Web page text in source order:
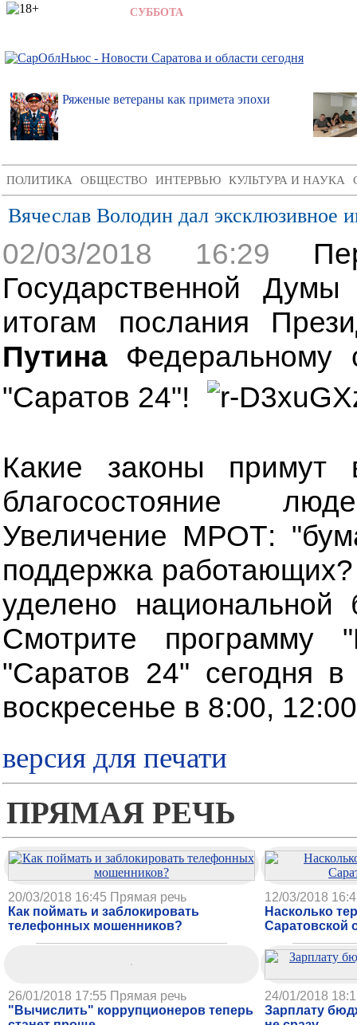
8 АВГУСТА 2026, СУББОТА
Ряженые ветераны как примета эпохи
ПОЛИТИКА ОБЩЕСТВО ИНТЕРВЬЮ КУЛЬТУРА И НАУКА
Вячеслав Володин дал эксклюзивное
02/03/2018 16:29
Государственной
итогам послания
Путина Федеральному
"Саратов 24"!
Какие законы
благосостояние
Увеличение МРОТ:
поддержка
уделено национальной
Смотрите программу
"Саратов 24" сегодня
воскресенье в 8:00,
версия для печати
ПРЯМАЯ РЕЧЬ
20/03/2018 16:45 Прямая речь
Как поймать и заблокировать
телефонных мошенников?
12/03/2018
Насколько
Саратовской
26/01/2018 17:55 Прямая речь
"Вычислить" коррупционеров теперь
24/01/2018
Зарплату